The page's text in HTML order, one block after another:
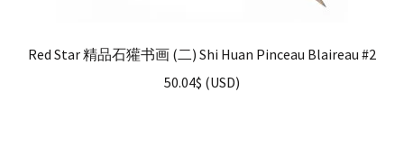
Red Star 精品石獾书画 (二) Shi Huan Pinceau Blaireau #2
50.04$ (USD)